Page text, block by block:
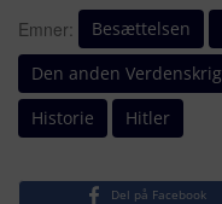
Emner: Besættelsen
Den anden Verdenskrig
Historie
Hitler
Del på Facebook